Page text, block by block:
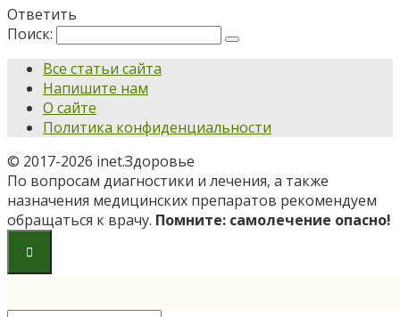
Ответить
Поиск:
Все статьи сайта
Напишите нам
О сайте
Политика конфиденциальности
© 2017-2026 inet.Здоровье
По вопросам диагностики и лечения, а также
назначения медицинских препаратов рекомендуем
обращаться к врачу. Помните: самолечение опасно!